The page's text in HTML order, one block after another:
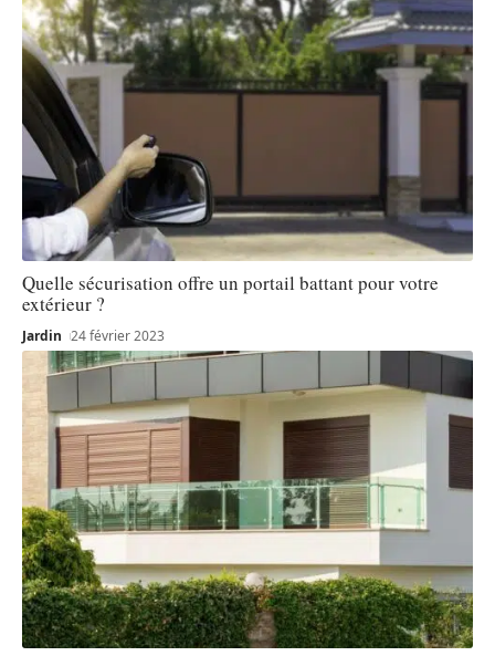
Quelle sécurisation offre un portail battant pour votre
extérieur ?
Jardin 24 février 2023